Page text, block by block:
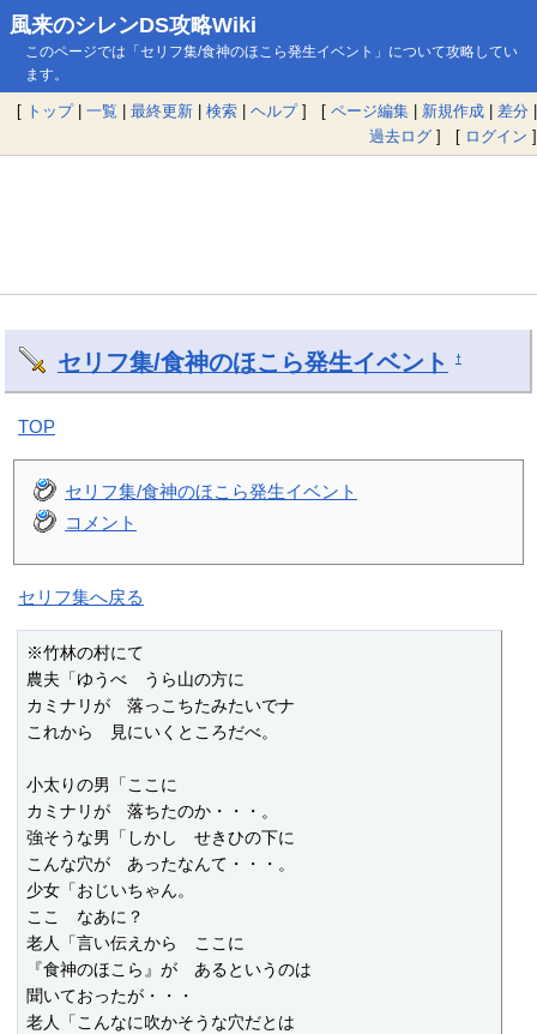
風来のシレンDS攻略Wiki
このページでは「セリフ集/食神のほこら発生イベント」について攻略してい
ます。
[ トップ| 一覧 | 最終更新 | 検索 | ヘルプ] [ ページ編集 | 新規作成 | 差分 |
過去ログ ] [ ログイン ]
セリフ集/食神のほこら発生イベント †
TOP
セリフ集/食神のほこら発生イベント
コメント
セリフ集へ戻る
※竹林の村にて
農夫「ゆうべ　うら山の方に
カミナリが　落っこちたみたいでナ
これから　見にいくところだべ。
小太りの男「ここに
カミナリが　落ちたのか・・・。
強そうな男「しかし　せきひの下に
こんな穴が　あったなんて・・・。
少女「おじいちゃん。
ここ　なあに？
老人「言い伝えから　ここに
『食神のほこら』が　あるというのは
聞いておったが・・・
老人「こんなに吹かそうな穴だとは